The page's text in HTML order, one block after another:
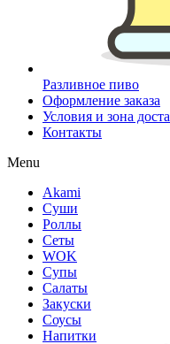
Разливное пиво
Оформление заказа
Условия и зона
Контакты
Menu
Akami
Суши
Роллы
Сеты
WOK
Супы
Салаты
Закуски
Соусы
Напитки